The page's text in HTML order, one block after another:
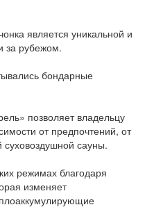
является уникальной и
за рубежом.
бондарные
позволяет владельцу
от предпочтений, от
сауны.
режимах благодаря
изменяет